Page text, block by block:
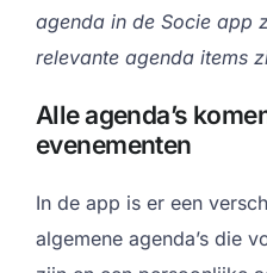
agenda in de Socie app
relevante agenda items
Alle agenda’s
evenementen
In de app is er een
algemene agenda’s die